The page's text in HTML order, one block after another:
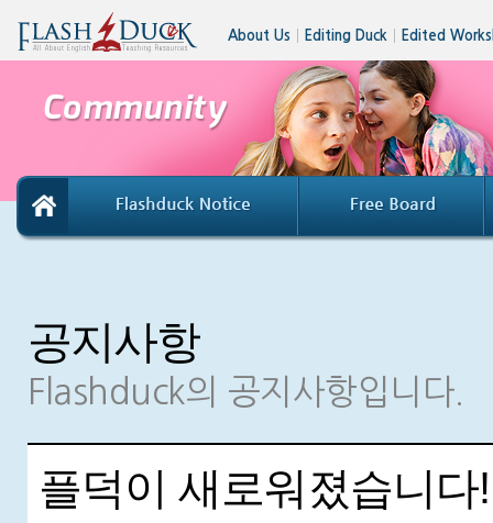
About Us Editing Duck Edited
공지사항
Flashduck의 공지사항입니다.
플덕이 새로워졌습니다!